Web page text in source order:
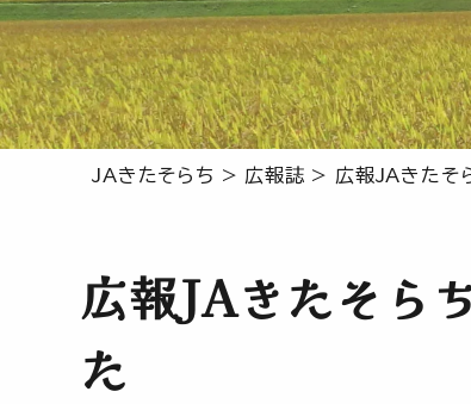
JAきたそらち > 広報誌 > 広報JAきた
広報JAきたそら
た